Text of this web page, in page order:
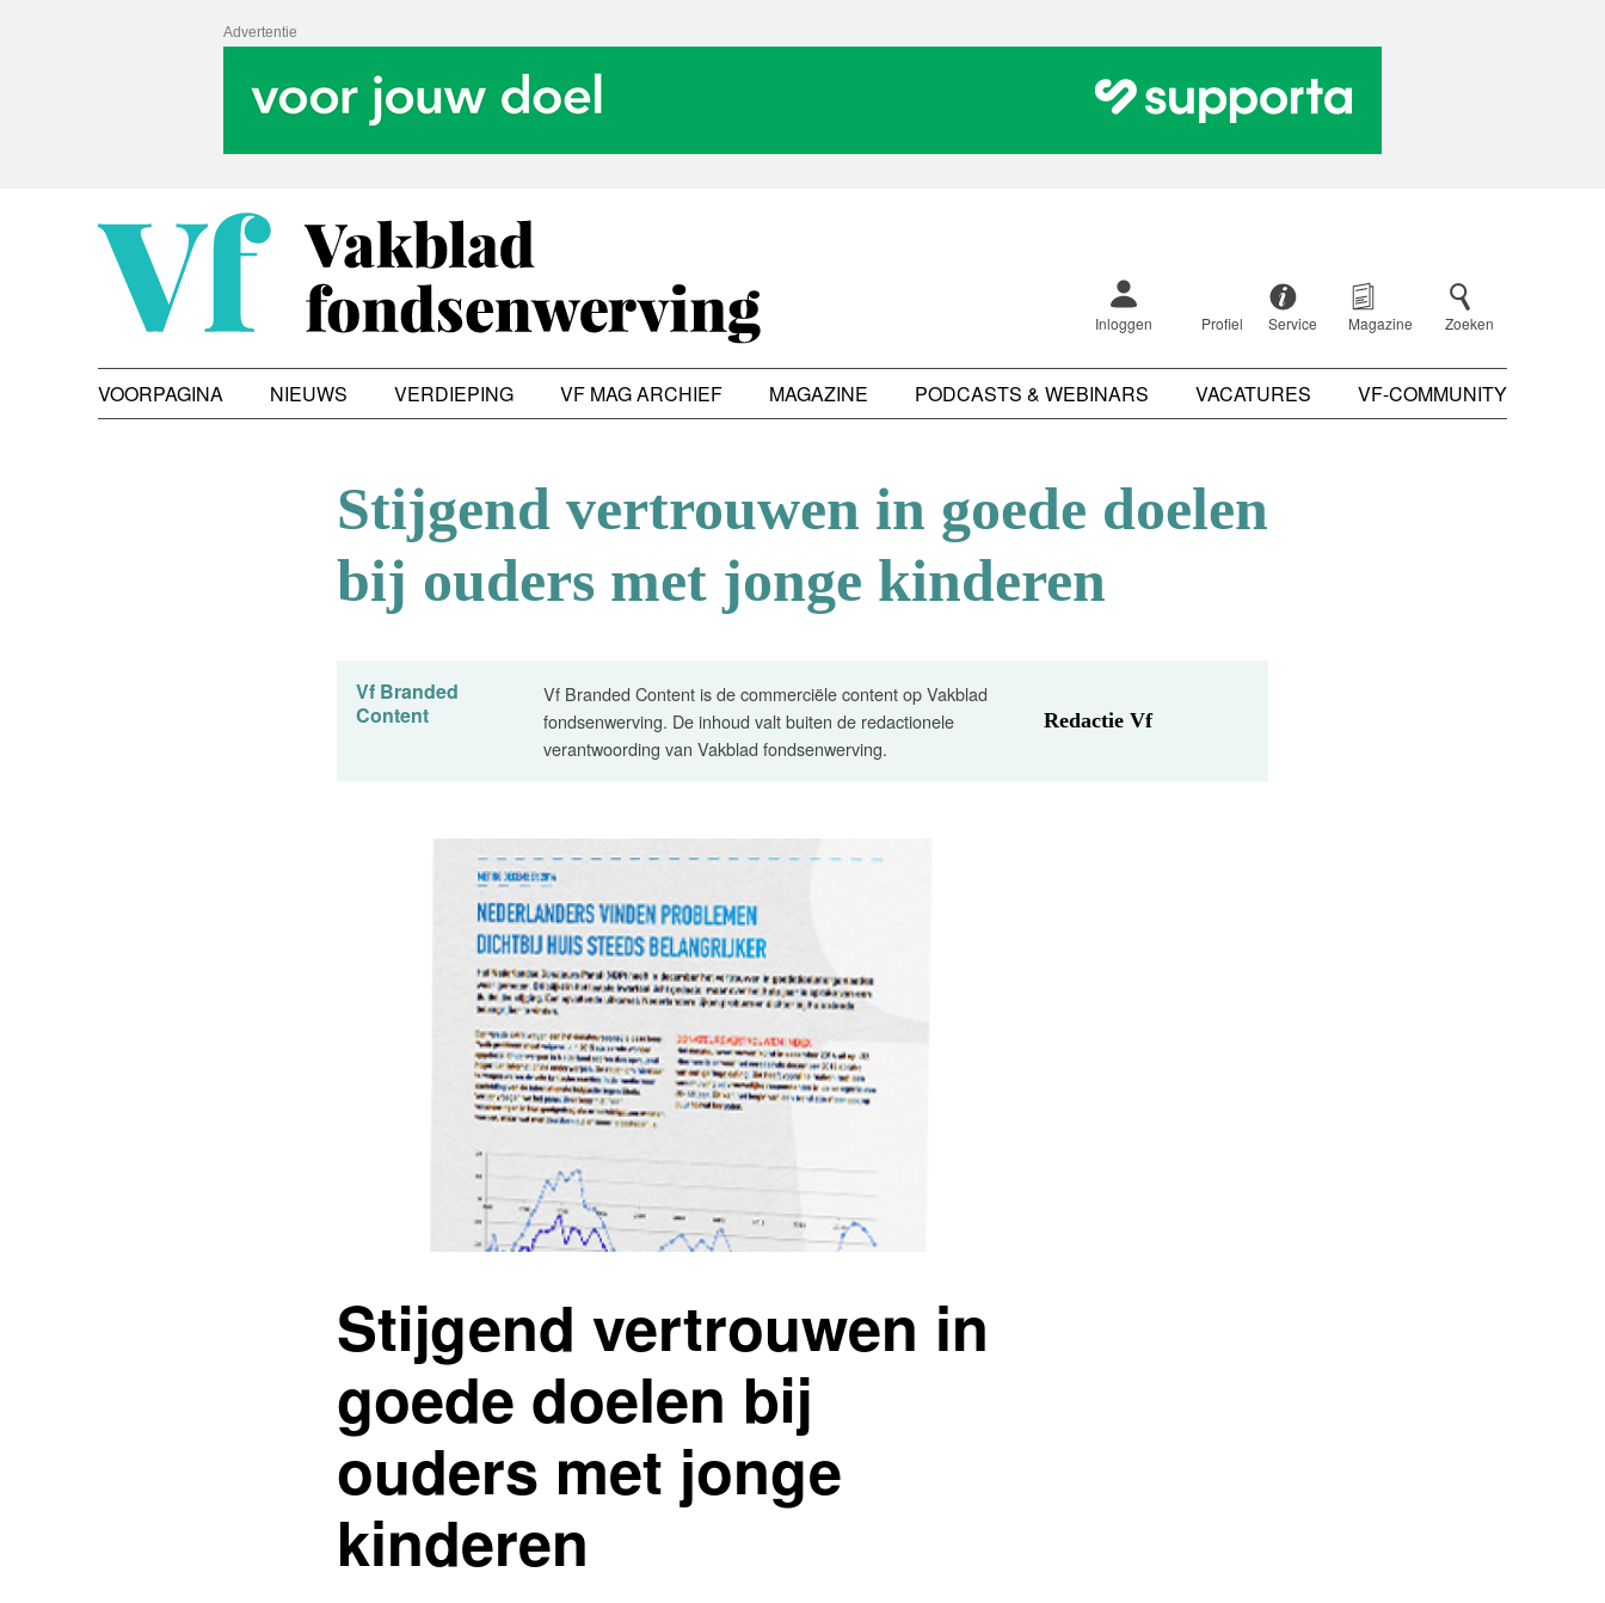
Advertentie
Inloggen Profiel Service Magazine Zoeken
VOORPAGINA NIEUWS VERDIEPING VF MAG ARCHIEF MAGAZINE PODCASTS & WEBINARS VACATURES VF-COMMUNITY
Stijgend vertrouwen in goede doelen
bij ouders met jonge kinderen
Vf Branded
Content
Vf Branded Content is de commerciële content op Vakblad
fondsenwerving. De inhoud valt buiten de redactionele
verantwoording van Vakblad fondsenwerving.
Redactie Vf
Stijgend vertrouwen in
goede doelen bij
ouders met jonge
kinderen